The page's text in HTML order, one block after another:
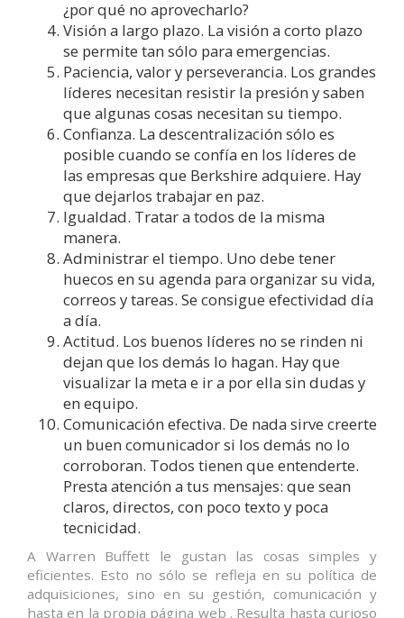
¿por qué no aprovecharlo?
Visión a largo plazo. La visión a corto plazo
se permite tan sólo para emergencias.
Paciencia, valor y perseverancia. Los grandes
líderes necesitan resistir la presión y saben
que algunas cosas necesitan su tiempo.
Confianza. La descentralización sólo es
posible cuando se confía en los líderes de
las empresas que Berkshire adquiere. Hay
que dejarlos trabajar en paz.
Igualdad. Tratar a todos de la misma
manera.
Administrar el tiempo. Uno debe tener
huecos en su agenda para organizar su vida,
correos y tareas. Se consigue efectividad día
a día.
Actitud. Los buenos líderes no se rinden ni
dejan que los demás lo hagan. Hay que
visualizar la meta e ir a por ella sin dudas y
en equipo.
Comunicación efectiva. De nada sirve creerte
un buen comunicador si los demás no lo
corroboran. Todos tienen que entenderte.
Presta atención a tus mensajes: que sean
claros, directos, con poco texto y poca
tecnicidad.
A Warren Buffett le gustan las cosas simples y
eficientes. Esto no sólo se refleja en su política de
adquisiciones, sino en su gestión, comunicación y
hasta en la propia página web . Resulta hasta curioso